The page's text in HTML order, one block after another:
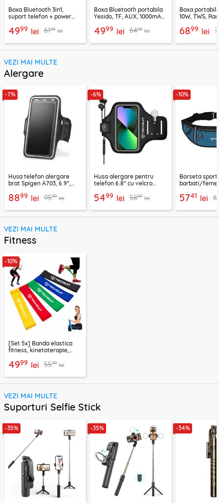
Boxa Bluetooth 3in1,
suport telefon + power
BR200
4999 lei 6199 lei
Boxa Bluetooth portabila
Yesido, TF, AUX, 1000mAh,
4999 lei 6499 lei
Boxa
10W, TWS,
6899 lei
VEZI MAI MULTE
Alergare
-7%
Husa telefon alergare
brat Spigen A703, 6.9",
8899 lei 9599 lei
-6%
Husa alergare pentru
telefon 6.8" cu velcro
5499 lei 5899 lei
-10%
Borseta
barbati/femei
5741 lei
VEZI MAI MULTE
Fitness
-10%
[Set 5x] Banda elastica
fitness, kinetoterapie,
4999 lei 5599 lei
VEZI MAI MULTE
Suporturi Selfie Stick
-35% -35% -34%